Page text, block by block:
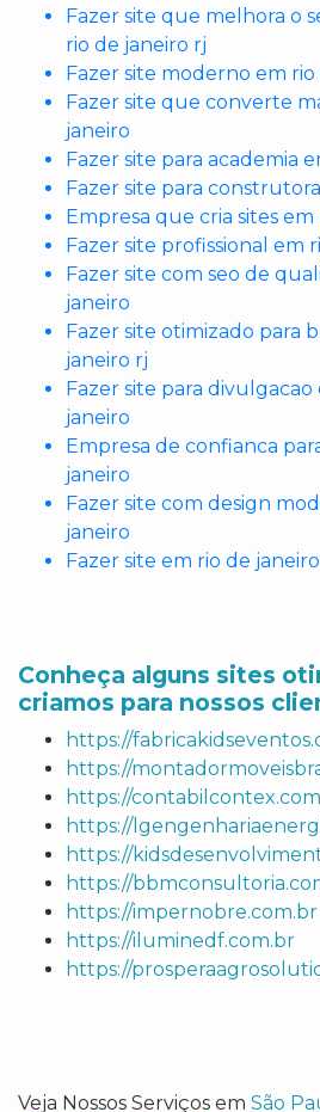
Fazer site que melhora o
rio de janeiro rj
Fazer site moderno em
Fazer site que converte
janeiro
Fazer site para academia
Fazer site para
Empresa que cria sites
Fazer site profissional em
Fazer site com seo de
janeiro
Fazer site otimizado para
janeiro rj
Fazer site para divulgacao
janeiro
Empresa de confianca
janeiro
Fazer site com design
janeiro
Fazer site em rio de janeiro
Conheça alguns sites
criamos para nossos
https://
https://
https://
https://
https://
https://
https://impernobre.com.br
https://iluminedf.com.br
https://
Veja Nossos Serviços em São